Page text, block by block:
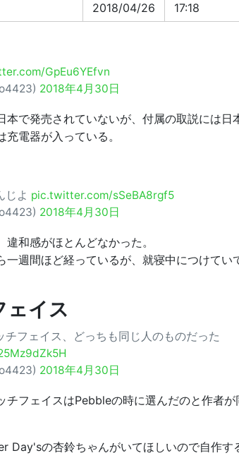
2018/04/26 17:18
GpEu6YEfvn
2018年4月30日
本で発売されていないが、付属の取説には日
電器が入っている。
じよ pic.twitter.com/sSeBA8rgf5
2018年4月30日
和感がほとんどなかった。
一週間ほど経っているが、就寝中につけてい
ェイス
チフェイス、どっちも同じ人のものだった
2018年4月30日
チフェイスはPebbleの時に選んだのと作者が
Day'sの杏鈴ちゃんがいてほしいので自作す